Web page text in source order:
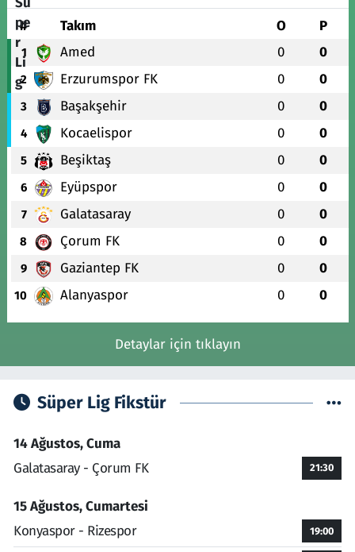
# Takım O P
1 Amed 0 0
2 Erzurumspor FK 0 0
3 Başakşehir 0 0
4 Kocaelispor 0 0
5 Beşiktaş 0 0
6 Eyüpspor 0 0
7 Galatasaray 0 0
8 Çorum FK 0 0
9 Gaziantep FK 0 0
10 Alanyaspor 0 0
Detaylar için tıklayın
Süper Lig Fikstür
14 Ağustos, Cuma
Galatasaray - Çorum FK
21:30
15 Ağustos, Cumartesi
Konyaspor - Rizespor
19:00